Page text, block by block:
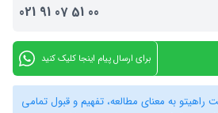
021 91 07 51 00
برای ارسال پیام اینجا کلیک کنید
به معنای مطالعه، تفهیم و قبول تمامی